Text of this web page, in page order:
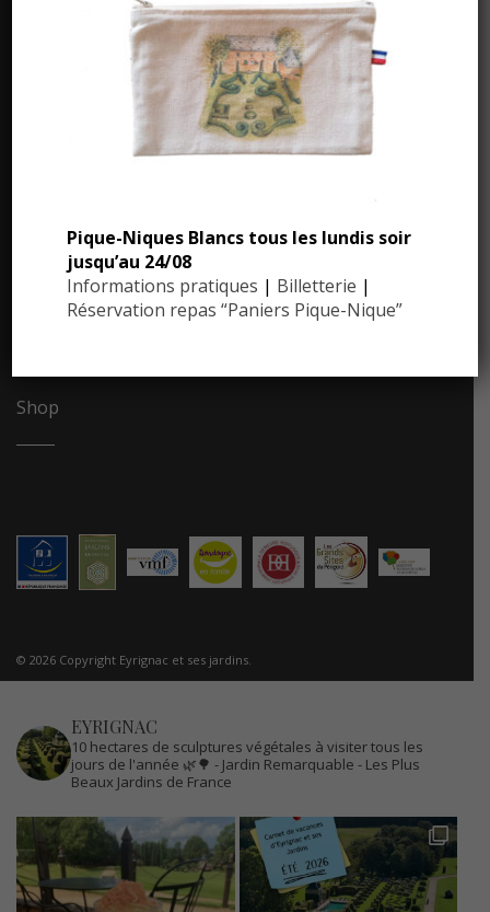
Les Jardins du Manoir d’Eyrignac
24590 Salignac-Eyvigues
Dordogne – Périgord
Phone : 05.53.28.99.71
PRESS AREA
Shop
© 2026 Copyright Eyrignac et ses jardins.
EYRIGNAC
10 hectares de sculptures végétales à visiter tous les
jours de l'année 🌿🌳 - Jardin Remarquable - Les Plus
Beaux Jardins de France
Pique-Niques Blancs tous les lundis soir
jusqu’au 24/08
Informations pratiques | Billetterie |
Réservation repas “Paniers Pique-Nique”